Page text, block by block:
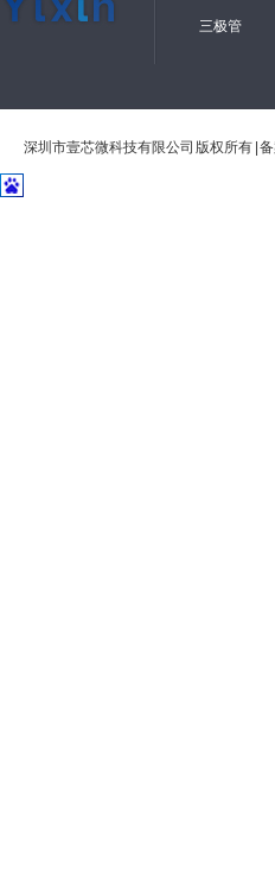
三极管
深圳市壹芯微科技有限公司 版权所有 |